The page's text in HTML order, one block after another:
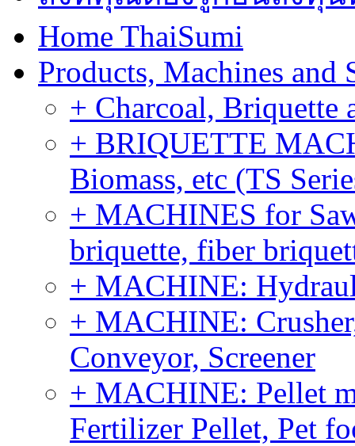
Home ThaiSumi
Products, Machines and
+ Charcoal, Briquette
+ BRIQUETTE
Biomass, etc (TS
+ MACHINES for
briquette, fiber
+ MACHINE:
+ MACHINE:
Conveyor, Screener
+ MACHINE: Pellet
Fertilizer Pellet, Pet